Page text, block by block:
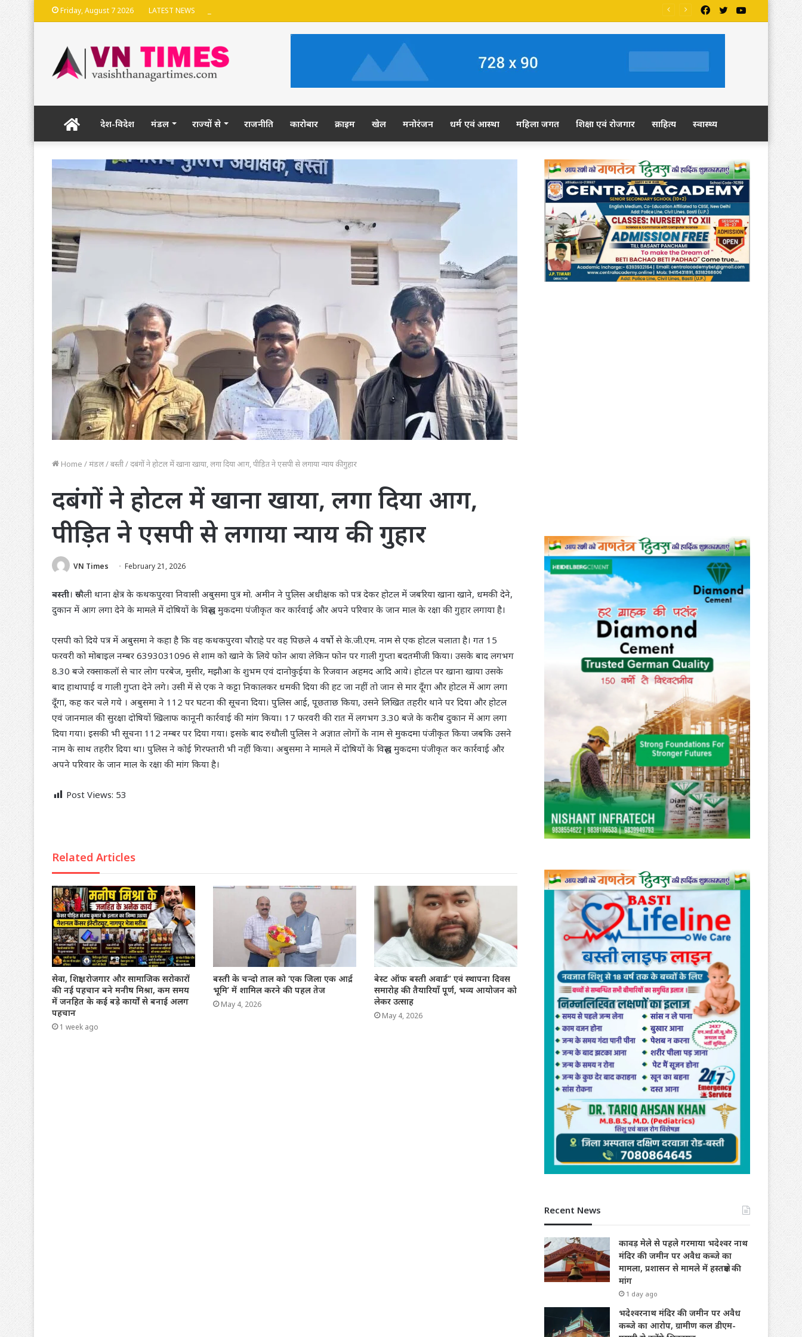
Friday, August 7 2026 LATEST NEWS YouTube
Twitter
Facebook
Homeदेश-विदेश मंडल राज्यों से राजनीति कारोबार क्राइम खेल मनोरंजन धर्म एवं आस्था महिला जगत शिक्षा एवं रोजगार साहित्य स्वास्थ्य
Home /मंडल/बस्ती/दबंगों ने होटल में खाना खाया, लगा दिया आग, पीड़ित ने एसपी से लगाया न्याय की गुहार
दबंगों ने होटल में खाना खाया, लगा दिया आग,
पीड़ित ने एसपी से लगाया न्याय की गुहार
VN Times February 21, 2026
बस्ती। रूधौली थाना क्षेत्र के कथकपुरवा निवासी अबुसमा पुत्र मो. अमीन ने पुलिस अधीक्षक को पत्र देकर होटल में जबरिया खाना खाने, धमकी देने,
दुकान में आग लगा देने के मामले में दोषियों के विरूद्ध मुकदमा पंजीकृत कर कार्रवाई और अपने परिवार के जान माल के रक्षा की गुहार लगाया है।
एसपी को दिये पत्र में अबुसमा ने कहा है कि वह कथकपुरवा चौराहे पर वह पिछले 4 वर्षो से के.जी.एम. नाम से एक होटल चलाता है। गत 15
फरवरी को मोबाइल नम्बर 6393031096 से शाम को खाने के लिये फोन आया लेकिन फोन पर गाली गुप्ता बदतमीजी किया। उसके बाद लगभग
8.30 बजे रक्साकलॉ से चार लोग परबेज, मुसीर, मझौआ के शुभम एवं दानोकुईया के रिजवान अहमद आदि आये। होटल पर खाना खाया उसके
बाद हाथापाई व गाली गुप्ता देने लगे। उसी में से एक ने कट्टा निकालकर धमकी दिया की हट जा नहीं तो जान से मार दूँगा और होटल में आग लगा
दूँगा, कह कर चले गये । अबुसमा ने 112 पर घटना की सूचना दिया। पुलिस आई, पूछताछ किया, उसने लिखित तहरीर थाने पर दिया और होटल
एवं जानमाल की सुरक्षा दोषियों खिलाफ कानूनी कार्रवाई की मांग किया। 17 फरवरी की रात में लगभग 3.30 बजे के करीब दुकान में आग लगा
दिया गया। इसकी भी सूचना 112 नम्बर पर दिया गया। इसके बाद रुधौली पुलिस ने अज्ञात लोगों के नाम से मुकदमा पंजीकृत किया जबकि उसने
नाम के साथ तहरीर दिया था। पुलिस ने कोई गिरफ्तारी भी नहीं किया। अबुसमा ने मामले में दोषियों के विरूद्ध मुकदमा पंजीकृत कर कार्रवाई और
अपने परिवार के जान माल के रक्षा की मांग किया है।
Post Views: 53
Related Articles
सेवा, शिक्षा, रोजगार और सामाजिक सरोकारों
की नई पहचान बने मनीष मिश्रा, कम समय
में जनहित के कई बड़े कार्यों से बनाई अलग
पहचान
1 week ago
बस्ती के चन्दो ताल को ‘एक जिला एक आर्द्र
भूमि’ में शामिल करने की पहल तेज
May 4, 2026
बेस्ट ऑफ बस्ती अवार्ड” एवं स्थापना दिवस
समारोह की तैयारियाँ पूर्ण, भव्य आयोजन को
लेकर उत्साह
May 4, 2026
Recent News
कावड़ मेले से पहले गरमाया भदेश्वर नाथ
मंदिर की जमीन पर अवैध कब्जे का
मामला, प्रशासन से मामले में हस्तक्षेप की
मांग
1 day ago
भदेश्वरनाथ मंदिर की जमीन पर अवैध
कब्जे का आरोप, ग्रामीण कल डीएम-